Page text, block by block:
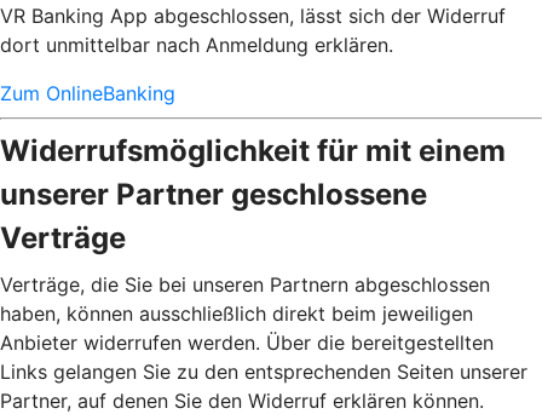
VR Banking App abgeschlossen, lässt sich der Widerruf
dort unmittelbar nach Anmeldung erklären.
Zum OnlineBanking
Widerrufsmöglichkeit für mit einem
unserer Partner geschlossene
Verträge
Verträge, die Sie bei unseren Partnern abgeschlossen
haben, können ausschließlich direkt beim jeweiligen
Anbieter widerrufen werden. Über die bereitgestellten
Links gelangen Sie zu den entsprechenden Seiten unserer
Partner, auf denen Sie den Widerruf erklären können.